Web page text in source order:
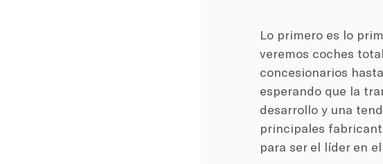
Lo primero es lo
veremos coches
concesionarios
esperando que la
desarrollo y una
principales
para ser el líder en